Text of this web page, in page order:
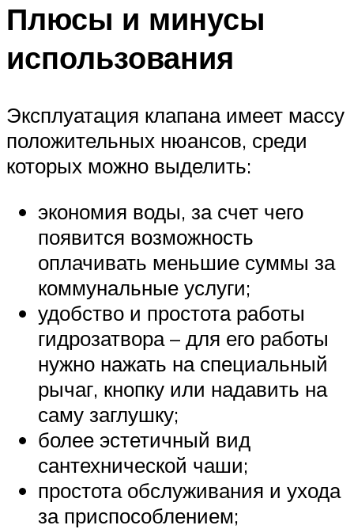
Плюсы и минусы
использования
Эксплуатация клапана имеет массу
положительных нюансов, среди
которых можно выделить:
экономия воды, за счет чего
появится возможность
оплачивать меньшие суммы за
коммунальные услуги;
удобство и простота работы
гидрозатвора – для его работы
нужно нажать на специальный
рычаг, кнопку или надавить на
саму заглушку;
более эстетичный вид
сантехнической чаши;
простота обслуживания и ухода
за приспособлением;